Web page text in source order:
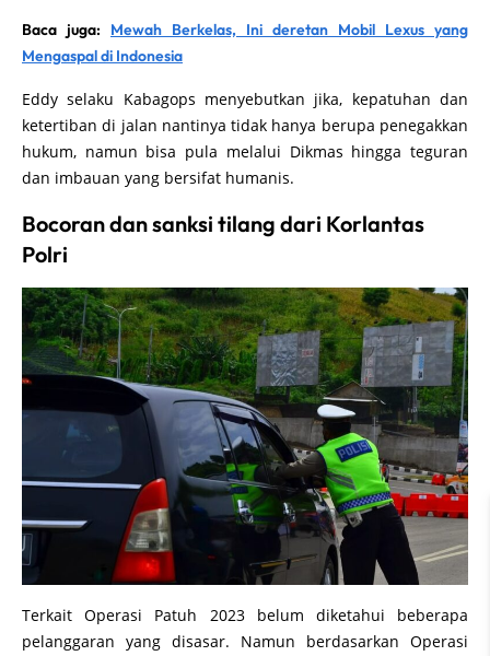
Baca juga: Mewah Berkelas, Ini deretan Mobil Lexus yang
Mengaspal di Indonesia
Eddy selaku Kabagops menyebutkan jika, kepatuhan dan
ketertiban di jalan nantinya tidak hanya berupa penegakkan
hukum, namun bisa pula melalui Dikmas hingga teguran
dan imbauan yang bersifat humanis.
Bocoran dan sanksi tilang dari Korlantas
Polri
Terkait Operasi Patuh 2023 belum diketahui beberapa
pelanggaran yang disasar. Namun berdasarkan Operasi